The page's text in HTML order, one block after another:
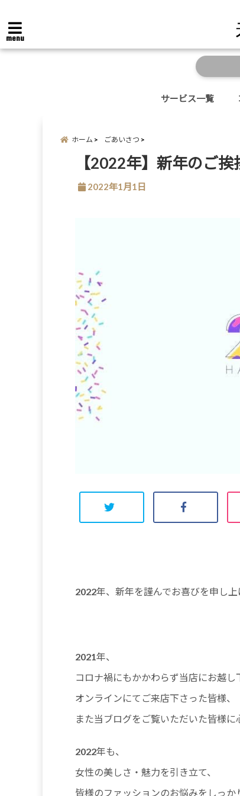
menu
サービス一覧
ホーム ごあいさつ
【2022年】新年のご挨
2022年1月1日
2022年、新年を謹んでお喜びを申し上
2021年、
コロナ禍にもかかわらず当店にお越し
オンラインにてご来店下さった皆様、
また当ブログをご覧いただいた皆様に
2022年も、
女性の美しさ・魅力を引き立て、
皆様のファッションのお悩みをしっか